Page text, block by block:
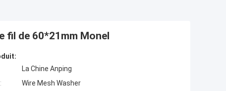
fil de 60*21mm Monel
La Chine Anping
Wire Mesh Washer